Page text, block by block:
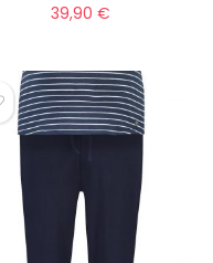
39,90€